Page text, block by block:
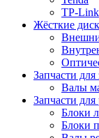
TP-Link
Жёсткие
Запчасти
Валы
Запчасти
Блоки
Блоки